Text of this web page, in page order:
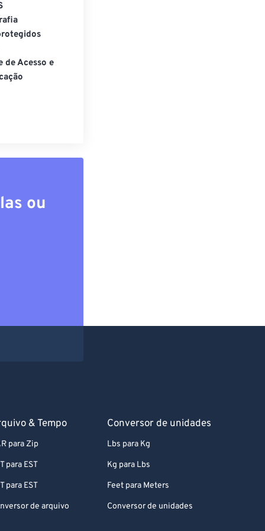
de Acesso e
ou
& Tempo
para Zip
para EST
para EST
de arquivo
Conversor de unidades
Lbs para Kg
Kg para Lbs
Feet para Meters
Conversor de unidades